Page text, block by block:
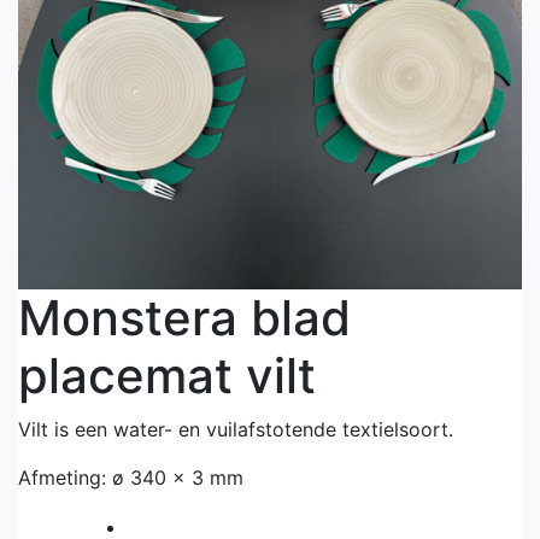
Monstera blad
placemat vilt
Vilt is een water- en vuilafstotende textielsoort.
Afmeting: ø 340 x 3 mm